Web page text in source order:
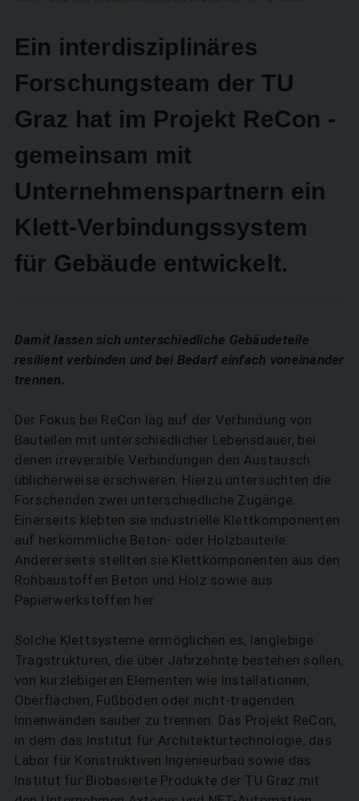
Ein interdisziplinäres
Forschungsteam der TU
Graz hat im Projekt ReCon ­
gemeinsam mit
Unternehmenspartnern ein
Klett-Verbindungssystem
für Gebäude entwickelt.
Damit lassen sich unterschiedliche Gebäudeteile
resilient verbinden und bei Bedarf einfach voneinander
trennen.
Der Fokus bei ReCon lag auf der Verbindung von
Bauteilen mit unterschiedlicher Lebensdauer, bei
denen irreversible Verbindungen den Austausch
üblicherweise erschweren. Hierzu untersuchten die
Forschenden zwei unterschiedliche Zugänge.
Einerseits klebten sie industrielle Klettkomponenten
auf herkömmliche Beton- oder Holzbauteile.
Andererseits stellten sie Klettkomponenten aus den
Rohbaustoffen Beton und Holz sowie aus
Papierwerkstoffen her.
Solche Klettsysteme ermöglichen es, langlebige
Tragstrukturen, die über Jahrzehnte bestehen sollen,
von kurzlebigeren Elementen wie Installationen,
Oberflächen, Fußböden oder nicht-tragenden
Innenwänden sauber zu trennen. Das Projekt ReCon,
in dem das Institut für Architekturtechnologie, das
Labor für Konstruktiven Ingenieurbau sowie das
Institut für Biobasierte Produkte der TU Graz mit